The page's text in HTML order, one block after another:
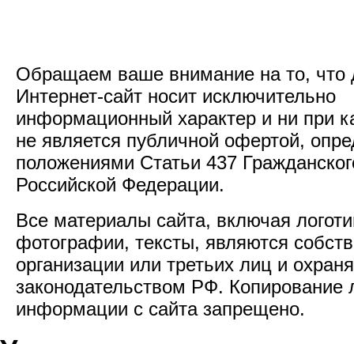
Обращаем ваше внимание на то, что
Интернет-сайт носит исключительно
информационный характер и ни при
не является публичной офертой,
положениями Статьи 437
Российской Федерации.
Все материалы сайта, включая
фотографии, тексты, являются
организации или третьих лиц и
законодательством РФ. Копирование
информации с сайта запрещено.